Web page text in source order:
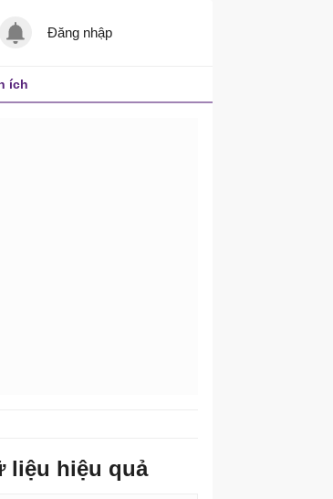
Đăng nhập
ích
liệu hiệu quả